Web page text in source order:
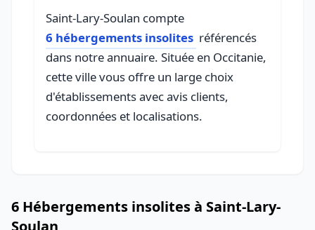
Saint-Lary-Soulan compte
6 hébergements insolites référencés
dans notre annuaire. Située en Occitanie,
cette ville vous offre un large choix
d'établissements avec avis clients,
coordonnées et localisations.
6 Hébergements insolites à Saint-Lary-
Soulan